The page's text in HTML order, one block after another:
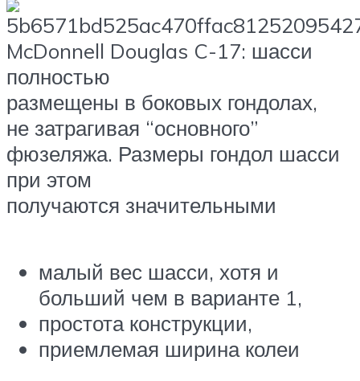
McDonnell Douglas C-17: шасси
полностью
размещены в боковых гондолах,
не затрагивая “основного”
фюзеляжа. Размеры гондол шасси
при этом
получаются значительными
малый вес шасси, хотя и
больший чем в варианте 1,
простота конструкции,
приемлемая ширина колеи